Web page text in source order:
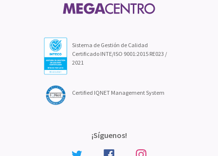
Sistema de Gestión de Calidad
Certificado INTE/ISO 9001:2015 RE023 /
2021
Certified IQNET Management System
¡Síguenos!